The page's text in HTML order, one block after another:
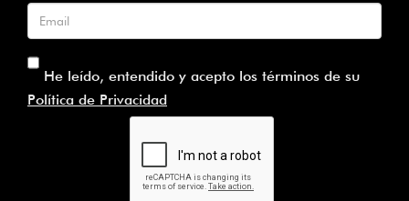
Email
He leído, entendido y acepto los términos de su
Política de Privacidad